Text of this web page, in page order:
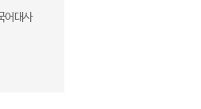
어대사